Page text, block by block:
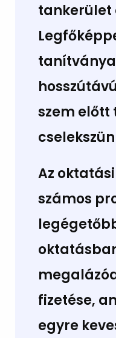
tankerület
szem előtt
Az
számos
fizetése,
egyre